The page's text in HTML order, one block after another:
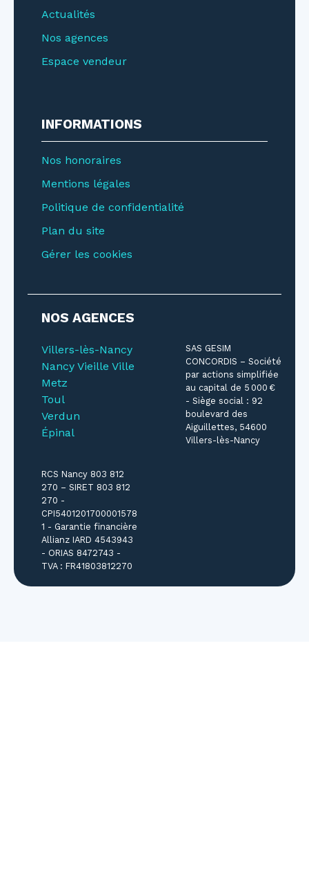
Actualités
Nos agences
Espace vendeur
INFORMATIONS
Nos honoraires
Mentions légales
Politique de confidentialité
Plan du site
Gérer les cookies
NOS AGENCES
Villers-lès-Nancy
Nancy Vieille Ville
Metz
Toul
Verdun
Épinal
SAS GESIM
CONCORDIS – Société
par actions simplifiée
au capital de 5 000 €
- Siège social : 92
boulevard des
Aiguillettes, 54600
Villers-lès-Nancy
RCS Nancy 803 812
270 – SIRET 803 812
270 -
CPI5401201700001578
1 - Garantie financière
Allianz IARD 4543943
- ORIAS 8472743 -
TVA : FR41803812270